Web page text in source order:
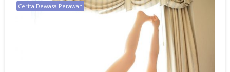
Cerita Dewasa Perawan